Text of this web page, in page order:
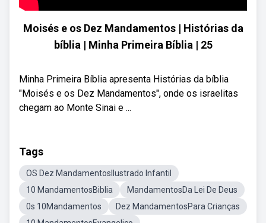
Moisés e os Dez Mandamentos | Histórias da
bíblia | Minha Primeira Bíblia | 25
Minha Primeira Bíblia apresenta Histórias da bíblia
"Moisés e os Dez Mandamentos", onde os israelitas
chegam ao Monte Sinai e ...
Tags
OS Dez MandamentosIlustrado Infantil
10 MandamentosBiblia
MandamentosDa Lei De Deus
0s 10Mandamentos
Dez MandamentosPara Crianças